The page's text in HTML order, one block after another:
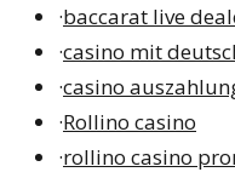
·baccarat live
·casino mit
·casino
·Rollino casino
·rollino casino